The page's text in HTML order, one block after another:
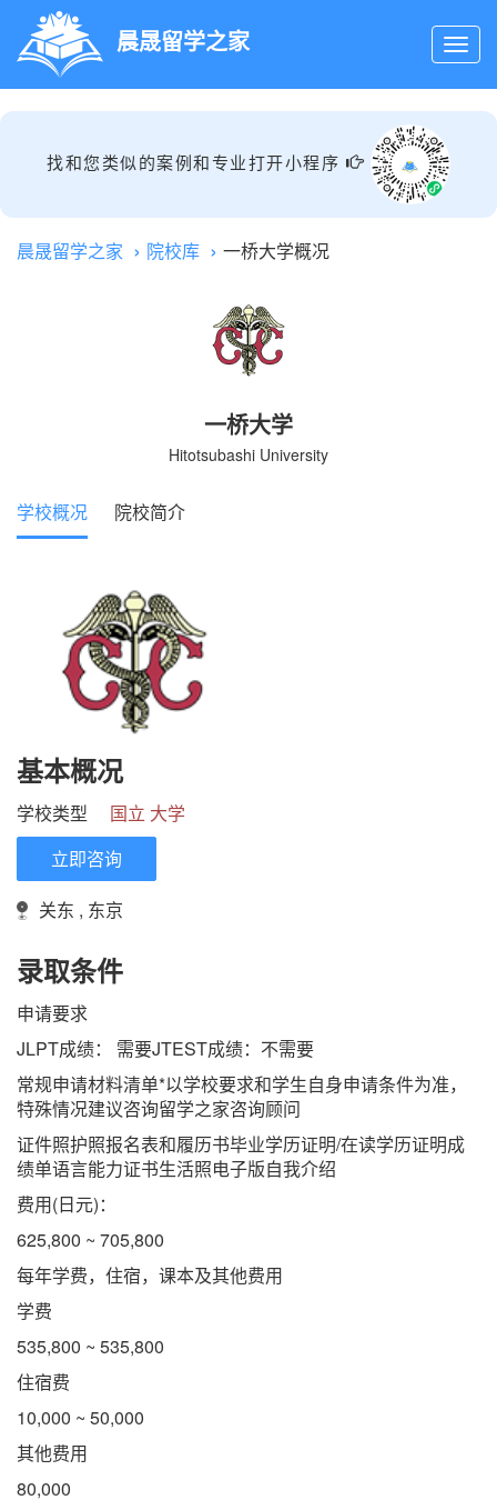
晨晟留学之家
找和您类似的案例和专业打开小程序
晨晟留学之家 院校库 一桥大学概况
一桥大学
Hitotsubashi University
学校概况 院校简介
基本概况
学校类型
国立 大学
立即咨询
关东 , 东京
录取条件
申请要求
JLPT成绩： 需要JTEST成绩：不需要
常规申请材料清单*以学校要求和学生自身申请条件为准，
特殊情况建议咨询留学之家咨询顾问
证件照护照报名表和履历书毕业学历证明/在读学历证明成
绩单语言能力证书生活照电子版自我介绍
费用(日元)：
625,800 ~ 705,800
每年学费，住宿，课本及其他费用
学费
535,800 ~ 535,800
住宿费
10,000 ~ 50,000
其他费用
80,000